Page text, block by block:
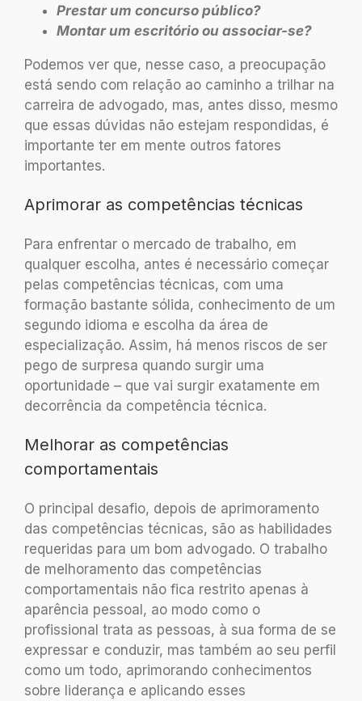
Prestar um concurso público?
Montar um escritório ou associar-se?
Podemos ver que, nesse caso, a preocupação
está sendo com relação ao caminho a trilhar na
carreira de advogado, mas, antes disso, mesmo
que essas dúvidas não estejam respondidas, é
importante ter em mente outros fatores
importantes.
Aprimorar as competências técnicas
Para enfrentar o mercado de trabalho, em
qualquer escolha, antes é necessário começar
pelas competências técnicas, com uma
formação bastante sólida, conhecimento de um
segundo idioma e escolha da área de
especialização. Assim, há menos riscos de ser
pego de surpresa quando surgir uma
oportunidade – que vai surgir exatamente em
decorrência da competência técnica.
Melhorar as competências
comportamentais
O principal desafio, depois de aprimoramento
das competências técnicas, são as habilidades
requeridas para um bom advogado. O trabalho
de melhoramento das competências
comportamentais não fica restrito apenas à
aparência pessoal, ao modo como o
profissional trata as pessoas, à sua forma de se
expressar e conduzir, mas também ao seu perfil
como um todo, aprimorando conhecimentos
sobre liderança e aplicando esses